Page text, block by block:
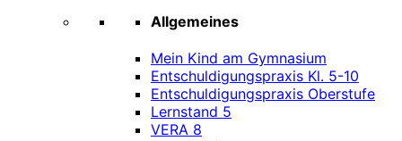
Allgemeines
Mein Kind am Gymnasium
Entschuldigungspraxis Kl. 5-10
Entschuldigungspraxis Oberstufe
Lernstand 5
VERA 8